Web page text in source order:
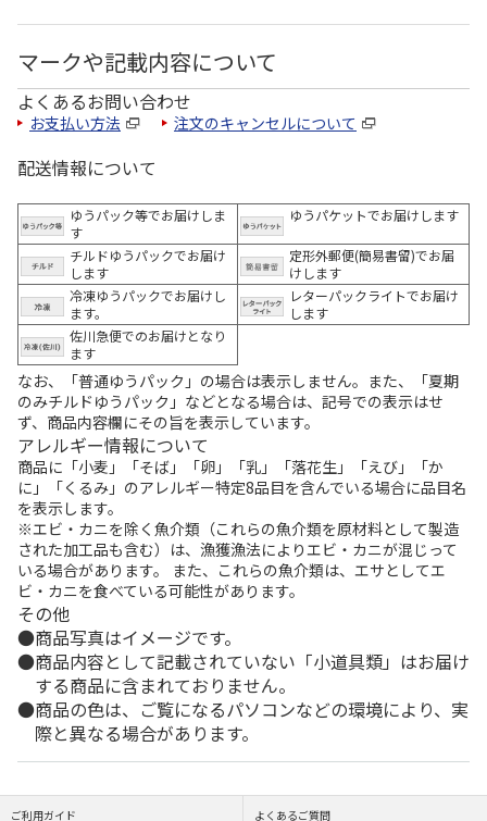
マークや記載内容について
よくあるお問い合わせ
お支払い方法 注文のキャンセルについて
配送情報について
ゆうパック等でお届けしま
す
ゆうパケットでお届けします
チルドゆうパックでお届け
します
定形外郵便(簡易書留)でお届
けします
冷凍ゆうパックでお届けし
ます。
レターパックライトでお届け
します
佐川急便でのお届けとなり
ます
なお、「普通ゆうパック」の場合は表示しません。また、「夏期
のみチルドゆうパック」などとなる場合は、記号での表示はせ
ず、商品内容欄にその旨を表示しています。
アレルギー情報について
商品に「小麦」「そば」「卵」「乳」「落花生」「えび」「か
に」「くるみ」のアレルギー特定8品目を含んでいる場合に品目名
を表示します。
※エビ・カニを除く魚介類（これらの魚介類を原材料として製造
された加工品も含む）は、漁獲漁法によりエビ・カニが混じって
いる場合があります。 また、これらの魚介類は、エサとしてエ
ビ・カニを食べている可能性があります。
その他
商品写真はイメージです。
商品内容として記載されていない「小道具類」はお届け
する商品に含まれておりません。
商品の色は、ご覧になるパソコンなどの環境により、実
際と異なる場合があります。
ご利用ガイド よくあるご質問